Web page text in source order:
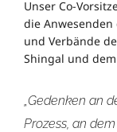
Unser Co-
die
und Verbände
Shingal und
„Gedenken an
Prozess, an